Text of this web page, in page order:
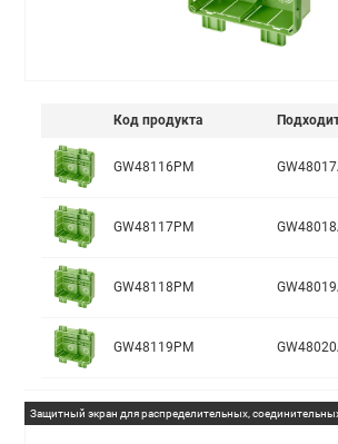
Код продукта
GW48116PM
GW48117PM
GW48118PM
GW48119PM
Защитный экран для распределительных,